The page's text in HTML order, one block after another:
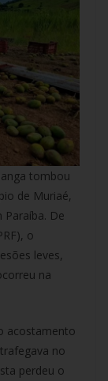
tombou
de Muriaé,
De
o
leves,
na
acostamento
no
perdeu o